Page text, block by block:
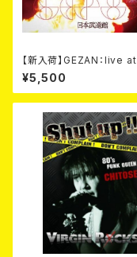
【新入荷】GEZAN：live
館 (DVD)
¥5,500